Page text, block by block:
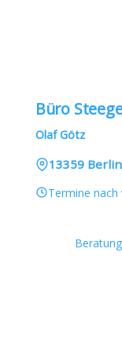
Büro
Olaf Götz
13359 Berlin
Termine nach